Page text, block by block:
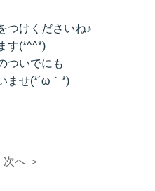
つけくださいね♪
す(*^^*)
ついでにも
ませ(*´ω｀*)
次へ ＞